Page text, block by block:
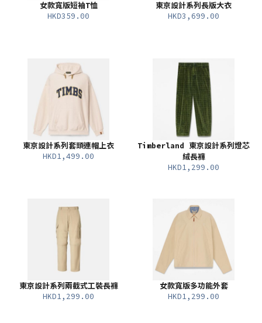
女款寬版短袖T恤
HKD359.00
東京設計系列長版大衣
HKD3,699.00
東京設計系列套頭連帽上衣
HKD1,499.00
Timberland 東京設計系列燈芯
絨長褲
HKD1,299.00
東京設計系列兩截式工裝長褲
HKD1,299.00
女款寬版多功能外套
HKD1,299.00